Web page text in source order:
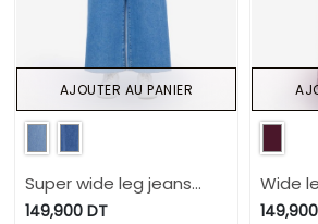
Super wide leg jeans
femme - WIDED 2.0
149,900DT
AJOUTER AU PANIER
Wide
3.0
149,900